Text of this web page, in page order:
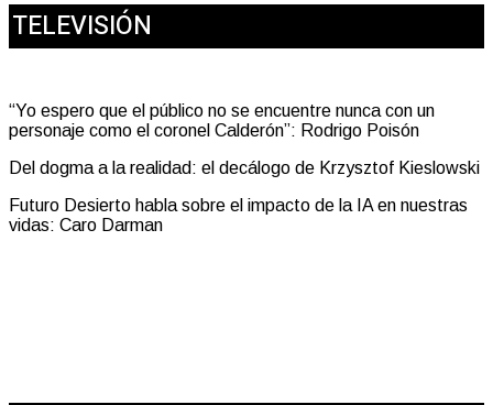
TELEVISIÓN
“Yo espero que el público no se encuentre nunca con un
personaje como el coronel Calderón”: Rodrigo Poisón
Del dogma a la realidad: el decálogo de Krzysztof Kieslowski
Futuro Desierto habla sobre el impacto de la IA en nuestras
vidas: Caro Darman